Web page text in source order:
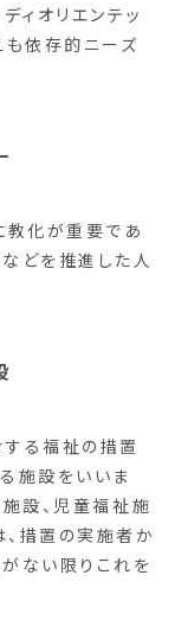
ィオリエンテッ
も依存的ニーズ
教化が重要であ
どを推進した人
る福祉の措置
施設をいいま
設、児童福祉施
措置の実施者か
ない限りこれを